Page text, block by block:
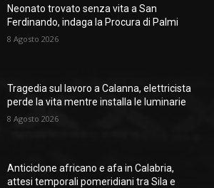
Neonato trovato senza vita a San
Ferdinando, indaga la Procura di Palmi
8 Agosto 2026
Tragedia sul lavoro a Calanna, elettricista
perde la vita mentre installa le luminarie
8 Agosto 2026
Anticiclone africano e afa in Calabria,
attesi temporali pomeridiani tra Sila e